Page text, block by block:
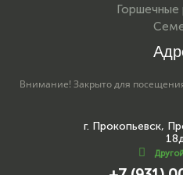
Горшечные
Внимание! Закрыто для
г. Прокопьевск,